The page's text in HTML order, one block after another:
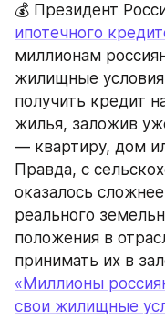
💰 Президент
ипотечного
миллионам
жилищные
получить кредит
жилья, заложив
— квартиру, дом
Правда, с
оказалось
реального
положения в
принимать их в
«Миллионы
свои жилищные